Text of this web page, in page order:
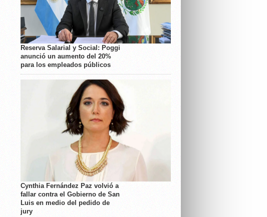
Reserva Salarial y Social: Poggi
anunció un aumento del 20%
para los empleados públicos
Cynthia Fernández Paz volvió a
fallar contra el Gobierno de San
Luis en medio del pedido de
jury